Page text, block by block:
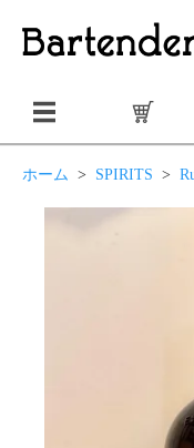
ホーム > SPIRITS >